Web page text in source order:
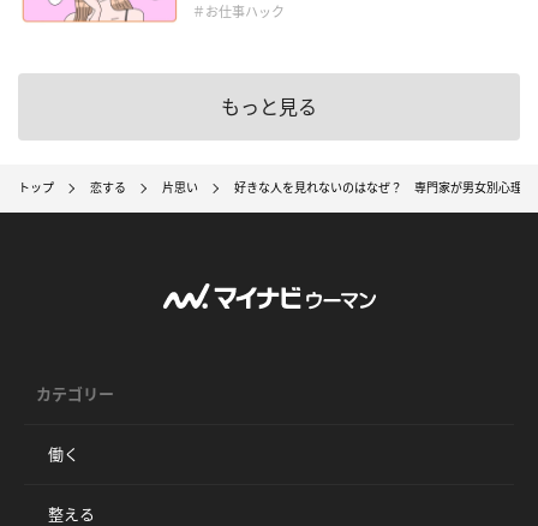
＃お仕事ハック
もっと見る
トップ 恋する 片思い 好きな人を見れないのはなぜ？ 専門家が男女別心理を
カテゴリー
働く
整える